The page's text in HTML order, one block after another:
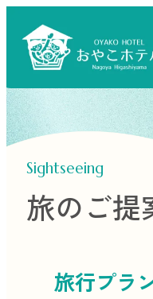
Sightseeing
旅のご提
旅行プラ